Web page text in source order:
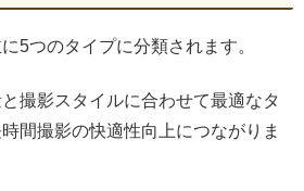
5つのタイプに分類されます。
撮影スタイルに合わせて最適なタ
間撮影の快適性向上につながりま